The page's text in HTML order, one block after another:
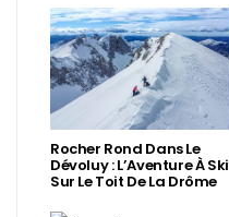
Rocher Rond Dans Le
Dévoluy : L’Aventure À Ski
Sur Le Toit De La Drôme